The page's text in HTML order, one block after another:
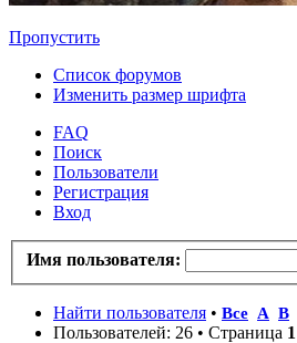
Пропустить
Список форумов
Изменить размер шрифта
FAQ
Поиск
Пользователи
Регистрация
Вход
Имя пользователя:
Найти пользователя • Все A B
Пользователей: 26 • Страница 1